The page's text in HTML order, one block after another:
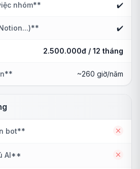
nhóm** ✔️
✔️
2.500.000đ / 12 tháng
~260 giờ/năm
bot** No
AI** No